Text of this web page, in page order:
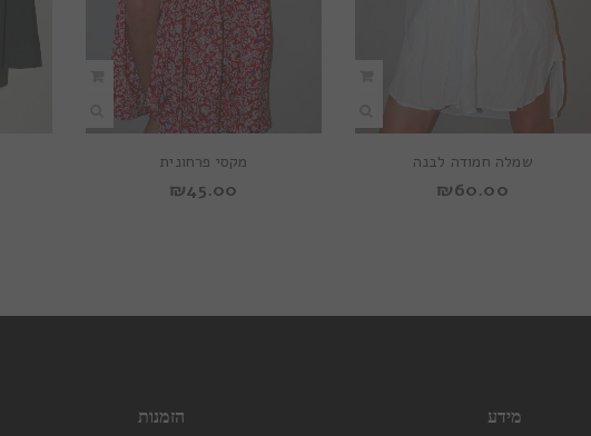
שמלה חמודה לבנה
₪60.00
מקסי פרחונית
₪45.00
הזמנות מידע